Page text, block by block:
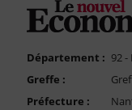
FAQ
Compte PRO
Département : 92
Greffe :
Préfecture :